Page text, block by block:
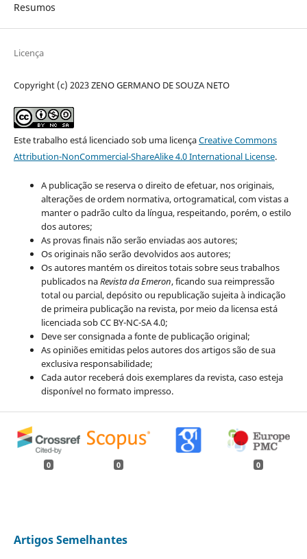
Resumos
Licença
Copyright (c) 2023 ZENO GERMANO DE SOUZA NETO
Este trabalho está licenciado sob uma licençaCreative Commons
Attribution-NonCommercial-ShareAlike 4.0 International License.
A publicação se reserva o direito de efetuar, nos originais,
alterações de ordem normativa, ortogramatical, com vistas a
manter o padrão culto da língua, respeitando, porém, o estilo
dos autores;
As provas finais não serão enviadas aos autores;
Os originais não serão devolvidos aos autores;
Os autores mantém os direitos totais sobre seus trabalhos
publicados naRevista da Emeron, ficando sua reimpressão
total ou parcial, depósito ou republicação sujeita à indicação
de primeira publicação na revista, por meio da licensa está
licenciada sob CC BY-NC-SA 4.0;
Deve ser consignada a fonte de publicação original;
As opiniões emitidas pelos autores dos artigos são de sua
exclusiva responsabilidade;
Cada autor receberá dois exemplares da revista, caso esteja
disponível no formato impresso.
0 0 0
Artigos Semelhantes